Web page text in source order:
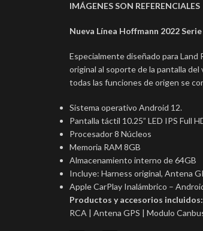
IMÁGENES SON REFERENCIALES
Nueva Línea Hoffmann 2022
Especialmente diseñado para Land
original al soporte de la pantalla
todas las funciones de origen se
Sistema operativo Android 12.
Pantalla táctil 10.25” LED IPS Full
Procesador 8 Núcleos
Memoria RAM 8GB
Almacenamiento interno de 64GB
Incluye: Harness original, Antena
Apple CarPlay Inalámbrico –
Productos y accesorios incluidos:
RCA | Antena GPS | Modulo